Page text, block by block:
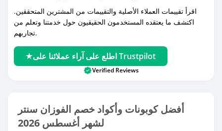
اقرأ تقييمات العملاء الأصلية والتقييمات من المشترين المتحققين.
اكتشف ما يعتقده المستخدمون الحقيقيون حول خدمتنا وتعلم من
تجاربهم.
اطلع على آراء عملائنا على Trustpilot
Verified Reviews
أفضل كوبونات وأكواد خصم الفوزان سنتر
لشهر أغسطس 2026